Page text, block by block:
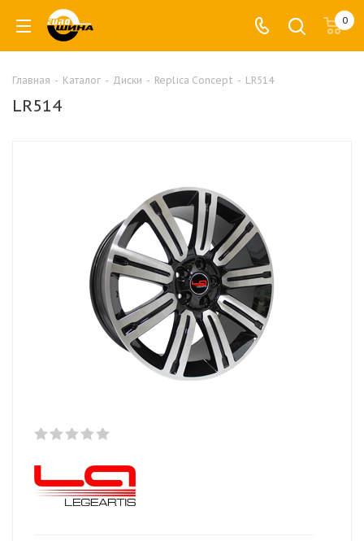
0
Главная - Каталог - Диски - Replica Concept - LR514
LR514